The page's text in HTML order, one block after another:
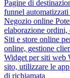
Pagine di
funnel
Negozio online
elaborazione ordini,
Siti e store online
online, gestione
Widget per siti web
sito, utilizzare le
di richiamata